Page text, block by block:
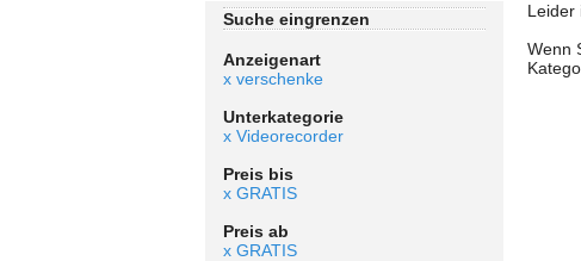
Suche eingrenzen
Anzeigenart
x verschenke
Unterkategorie
x Videorecorder
Preis bis
x GRATIS
Preis ab
x GRATIS
Leider
Wenn